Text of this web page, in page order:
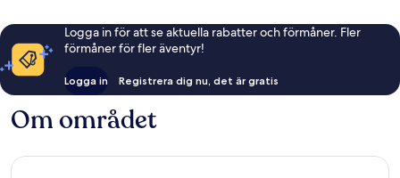
Logga in för att se aktuella rabatter och förmåner. Fler
förmåner för fler äventyr!
Logga in Registrera dig nu, det är gratis
Om området